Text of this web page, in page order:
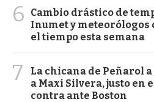
6
Cambio drástico de
Inumet y meteorólogos
el tiempo esta semana
7
La chicana de Peñarol
a Maxi Silvera, justo en
contra ante Boston